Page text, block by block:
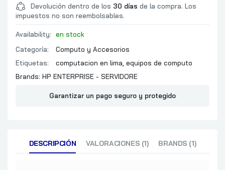
Devolución dentro de los 30 días de la compra. Los
impuestos no son reembolsables.
Availability:
en stock
Categoría:
Computo y Accesorios
Etiquetas:
computacion en lima equipos de computo
Brands: HP ENTERPRISE - SERVIDORE
Garantizar un pago seguro y protegido
DESCRIPCIÓN VALORACIONES (1) BRANDS (1)